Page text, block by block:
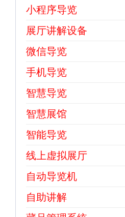
小程序导览
展厅讲解设备
微信导览
手机导览
智慧导览
智慧展馆
智能导览
线上虚拟展厅
自动导览机
自助讲解